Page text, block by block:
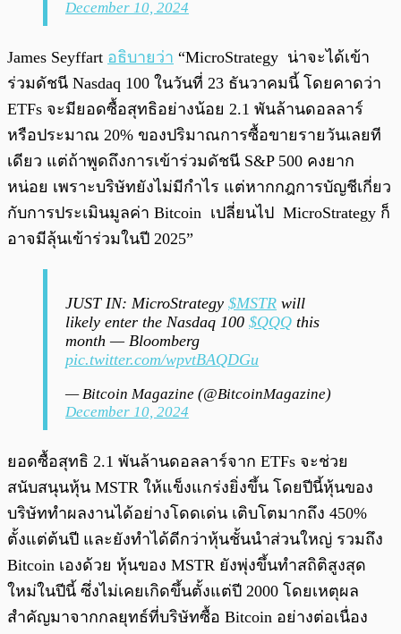
December 10, 2024
James Seyffart อธิบายว่า “MicroStrategy น่าจะได้เข้า
ร่วมดัชนี Nasdaq 100 ในวันที่ 23 ธันวาคมนี้ โดยคาดว่า
ETFs จะมียอดซื้อสุทธิอย่างน้อย 2.1 พันล้านดอลลาร์
หรือประมาณ 20% ของปริมาณการซื้อขายรายวันเลยที
เดียว แต่ถ้าพูดถึงการเข้าร่วมดัชนี S&P 500 คงยาก
หน่อย เพราะบริษัทยังไม่มีกำไร แต่หากกฎการบัญชีเกี่ยว
กับการประเมินมูลค่า Bitcoin เปลี่ยนไป MicroStrategy ก็
อาจมีลุ้นเข้าร่วมในปี 2025”
JUST IN: MicroStrategy $MSTR will
likely enter the Nasdaq 100 $QQQ this
month — Bloomberg
pic.twitter.com/wpvtBAQDGu
— Bitcoin Magazine (@BitcoinMagazine)
December 10, 2024
ยอดซื้อสุทธิ 2.1 พันล้านดอลลาร์จาก ETFs จะช่วย
สนับสนุนหุ้น MSTR ให้แข็งแกร่งยิ่งขึ้น โดยปีนี้หุ้นของ
บริษัททำผลงานได้อย่างโดดเด่น เติบโตมากถึง 450%
ตั้งแต่ต้นปี และยังทำได้ดีกว่าหุ้นชั้นนำส่วนใหญ่ รวมถึง
Bitcoin เองด้วย หุ้นของ MSTR ยังพุ่งขึ้นทำสถิติสูงสุด
ใหม่ในปีนี้ ซึ่งไม่เคยเกิดขึ้นตั้งแต่ปี 2000 โดยเหตุผล
สำคัญมาจากกลยุทธ์ที่บริษัทซื้อ Bitcoin อย่างต่อเนื่อง